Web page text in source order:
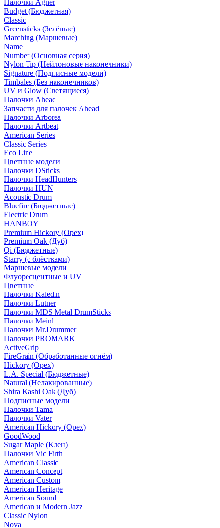
Палочки Agner
Budget (Бюджетная)
Classic
Greensticks (Зелёные)
Marching (Маршевые)
Name
Number (Основная серия)
Nylon Tip (Нейлоновые наконечники)
Signature (Подписные модели)
Timbales (Без наконечников)
UV и Glow (Светящиеся)
Палочки Ahead
Запчасти для палочек Ahead
Палочки Arborea
Палочки Artbeat
American Series
Classic Series
Eco Line
Цветные модели
Палочки DSticks
Палочки HeadHunters
Палочки HUN
Acoustic Drum
Bluefire (Бюджетные)
Electric Drum
HANBOY
Premium Hickory (Орех)
Premium Oak (Дуб)
Qi (Бюджетные)
Starry (с блёстками)
Маршевые модели
Флуоресцентные и UV
Цветные
Палочки Kaledin
Палочки Lutner
Палочки MDS Metal DrumSticks
Палочки Meinl
Палочки Mr.Drummer
Палочки PROMARK
ActiveGrip
FireGrain (Обработанные огнём)
Hickory (Орех)
L.A. Special (Бюджетные)
Natural (Нелакированные)
Shira Kashi Oak (Дуб)
Подписные модели
Палочки Tama
Палочки Vater
American Hickory (Орех)
GoodWood
Sugar Maple (Клен)
Палочки Vic Firth
American Classic
American Concept
American Custom
American Heritage
American Sound
American и Modern Jazz
Classic Nylon
Nova